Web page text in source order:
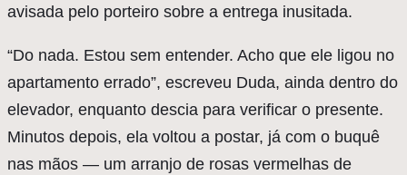
avisada pelo porteiro sobre a entrega inusitada.
“Do nada. Estou sem entender. Acho que ele ligou no
apartamento errado”, escreveu Duda, ainda dentro do
elevador, enquanto descia para verificar o presente.
Minutos depois, ela voltou a postar, já com o buquê
nas mãos — um arranjo de rosas vermelhas de